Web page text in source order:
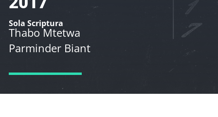
Sola Scriptura
Thabo Mtetwa
Parminder Biant